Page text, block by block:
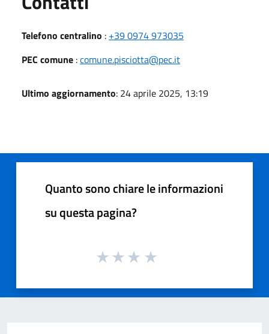
Telefono centralino : +39 0974 973035
PEC comune :comune.pisciotta@pec.it
Ultimo aggiornamento: 24 aprile 2025, 13:19
Quanto sono chiare le informazioni
su questa pagina?